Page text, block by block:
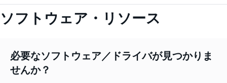
ソフトウェア・リソース
必要なソフトウェア／ドライバが見つかりま
せんか？